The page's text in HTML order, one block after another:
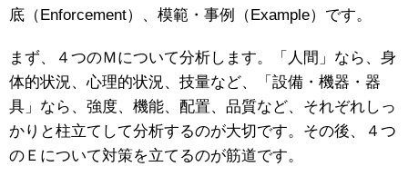
底（Enforcement）、模範・事例（Example）です。
まず、４つのＭについて分析します。「人間」なら、身
体的状況、心理的状況、技量など、「設備・機器・器
具」なら、強度、機能、配置、品質など、それぞれしっ
かりと柱立てして分析するのが大切です。その後、４つ
のＥについて対策を立てるのが筋道です。